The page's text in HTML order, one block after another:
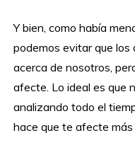
Y bien, como había
podemos evitar que los
acerca de nosotros,
afecte. Lo ideal es que
analizando todo el
hace que te afecte